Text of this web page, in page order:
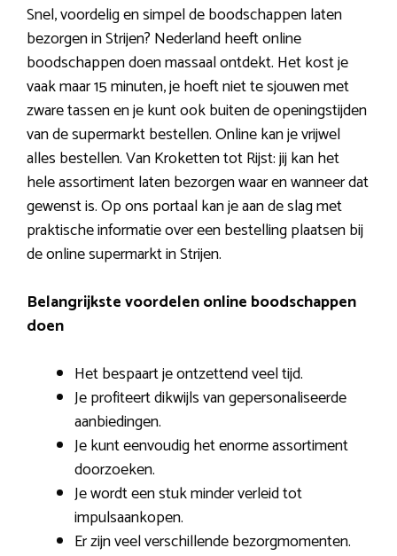
Snel, voordelig en simpel de boodschappen laten
bezorgen in Strijen? Nederland heeft online
boodschappen doen massaal ontdekt. Het kost je
vaak maar 15 minuten, je hoeft niet te sjouwen met
zware tassen en je kunt ook buiten de openingstijden
van de supermarkt bestellen. Online kan je vrijwel
alles bestellen. Van Kroketten tot Rijst: jij kan het
hele assortiment laten bezorgen waar en wanneer dat
gewenst is. Op ons portaal kan je aan de slag met
praktische informatie over een bestelling plaatsen bij
de online supermarkt in Strijen.
Belangrijkste voordelen online boodschappen
doen
Het bespaart je ontzettend veel tijd.
Je profiteert dikwijls van gepersonaliseerde
aanbiedingen.
Je kunt eenvoudig het enorme assortiment
doorzoeken.
Je wordt een stuk minder verleid tot
impulsaankopen.
Er zijn veel verschillende bezorgmomenten.